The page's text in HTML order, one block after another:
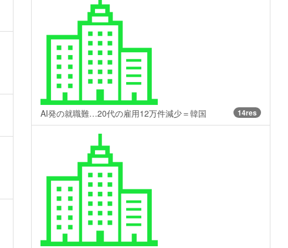
AI発の就職難…20代の雇用12万件減少＝韓国 14res